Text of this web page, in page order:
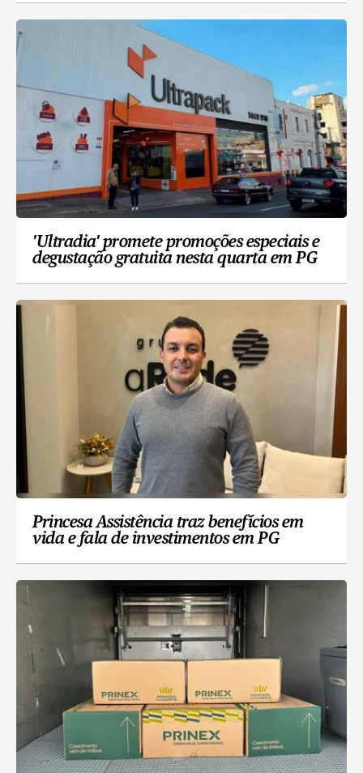
'Ultradia' promete promoções especiais e
degustação gratuita nesta quarta em PG
Princesa Assistência traz benefícios em
vida e fala de investimentos em PG